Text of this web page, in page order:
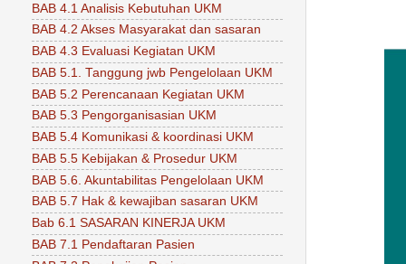
BAB 4.1 Analisis Kebutuhan UKM
BAB 4.2 Akses Masyarakat dan sasaran
BAB 4.3 Evaluasi Kegiatan UKM
BAB 5.1. Tanggung jwb Pengelolaan UKM
BAB 5.2 Perencanaan Kegiatan UKM
BAB 5.3 Pengorganisasian UKM
BAB 5.4 Komunikasi & koordinasi UKM
BAB 5.5 Kebijakan & Prosedur UKM
BAB 5.6. Akuntabilitas Pengelolaan UKM
BAB 5.7 Hak & kewajiban sasaran UKM
Bab 6.1 SASARAN KINERJA UKM
BAB 7.1 Pendaftaran Pasien